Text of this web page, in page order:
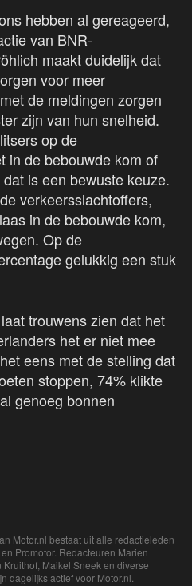
hebben al gereageerd,
van BNR-
maakt duidelijk dat
voor meer
de meldingen zorgen
zijn van hun snelheid.
op de
in de bebouwde kom of
is een bewuste keuze.
verkeersslachtoffers,
in de bebouwde kom,
Op de
gelukkig een stuk
trouwens zien dat het
het er niet mee
eens met de stelling dat
stoppen, 74% klikte
genoeg bonnen
Motor.nl bestaat uit alle redactieleden
Promotor. Redacteuren Marien
Kruithof, Maikel Sneek en diverse
dagelijks actief voor Motor.nl.